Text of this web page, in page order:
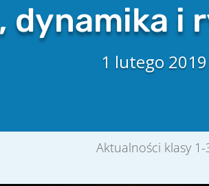
dynamika i
1 lutego 2019
Aktualności klasy 1-